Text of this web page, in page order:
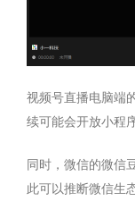
视频号直播电脑端
续可能会开放小程
同时，微信的微信
此可以推断微信生